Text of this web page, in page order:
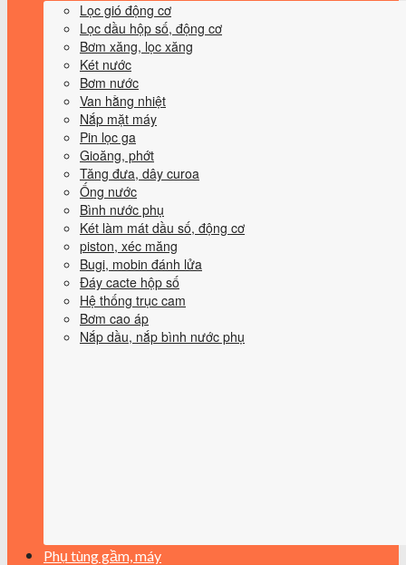
Lọc gió động cơ
Lọc dầu hộp số, động cơ
Bơm xăng, lọc xăng
Két nước
Bơm nước
Van hằng nhiệt
Nắp mặt máy
Pin lọc ga
Gioăng, phớt
Tăng đưa, dây curoa
Ống nước
Bình nước phụ
Két làm mát dầu số, động cơ
piston, xéc măng
Bugi, mobin đánh lửa
Đáy cacte hộp số
Hệ thống trục cam
Bơm cao áp
Nắp dầu, nắp bình nước phụ
Phụ tùng gầm, máy